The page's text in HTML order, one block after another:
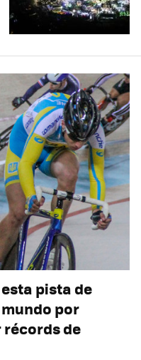
pista de
por
de